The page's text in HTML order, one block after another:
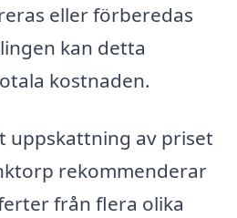
eller förberedas
kan detta
kostnaden.
uppskattning av priset
rekommenderar
från flera olika